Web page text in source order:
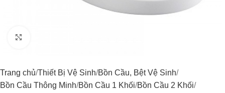
Trang chủ Thiết Bị Vệ Sinh Bồn Cầu, Bệt Vệ Sinh
Bồn Cầu Thông Minh Bồn Cầu 1 Khối Bồn Cầu 2 Khối